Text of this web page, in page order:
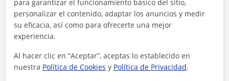
1ª clase gratis
para garantizar el funcionamiento básico del sitio,
personalizar el contenido, adaptar los anuncios y medir
su eficacia, así como para ofrecerte una mejor
experiencia.
Al hacer clic en “Aceptar”, aceptas lo establecido en
nuestra Política de Cookies y Política de Privacidad.